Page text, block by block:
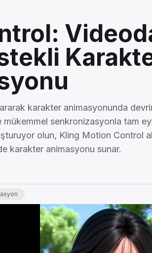
karakter animasyonunda
senkronizasyonla tam
olun, Kling Motion Control
karakter animasyonu sunar.